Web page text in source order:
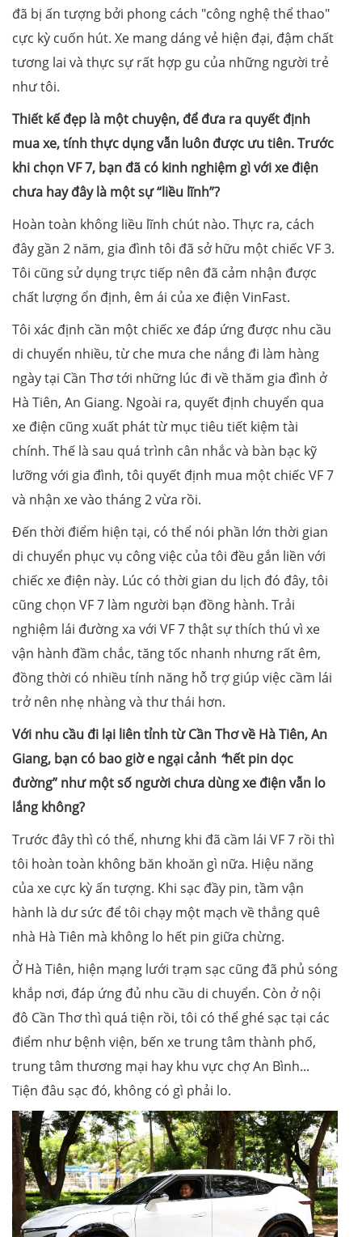
đã bị ấn tượng bởi phong cách "công nghệ thể thao"
cực kỳ cuốn hút. Xe mang dáng vẻ hiện đại, đậm chất
tương lai và thực sự rất hợp gu của những người trẻ
như tôi.
Thiết kế đẹp là một chuyện, để đưa ra quyết định
mua xe, tính thực dụng vẫn luôn được ưu tiên. Trước
khi chọn VF 7, bạn đã có kinh nghiệm gì với xe điện
chưa hay đây là một sự “liều lĩnh”?
Hoàn toàn không liều lĩnh chút nào. Thực ra, cách
đây gần 2 năm, gia đình tôi đã sở hữu một chiếc VF 3.
Tôi cũng sử dụng trực tiếp nên đã cảm nhận được
chất lượng ổn định, êm ái của xe điện VinFast.
Tôi xác định cần một chiếc xe đáp ứng được nhu cầu
di chuyển nhiều, từ che mưa che nắng đi làm hàng
ngày tại Cần Thơ tới những lúc đi về thăm gia đình ở
Hà Tiên, An Giang. Ngoài ra, quyết định chuyển qua
xe điện cũng xuất phát từ mục tiêu tiết kiệm tài
chính. Thế là sau quá trình cân nhắc và bàn bạc kỹ
lưỡng với gia đình, tôi quyết định mua một chiếc VF 7
và nhận xe vào tháng 2 vừa rồi.
Đến thời điểm hiện tại, có thể nói phần lớn thời gian
di chuyển phục vụ công việc của tôi đều gắn liền với
chiếc xe điện này. Lúc có thời gian du lịch đó đây, tôi
cũng chọn VF 7 làm người bạn đồng hành. Trải
nghiệm lái đường xa với VF 7 thật sự thích thú vì xe
vận hành đầm chắc, tăng tốc nhanh nhưng rất êm,
đồng thời có nhiều tính năng hỗ trợ giúp việc cầm lái
trở nên nhẹ nhàng và thư thái hơn.
Với nhu cầu đi lại liên tỉnh từ Cần Thơ về Hà Tiên, An
Giang, bạn có bao giờ e ngại cảnh “hết pin dọc
đường” như mộtsố người chưa dùng xe điệnvẫn lo
lắng không?
Trước đây thì có thể, nhưng khi đã cầm lái VF 7 rồi thì
tôi hoàn toàn không băn khoăn gì nữa. Hiệu năng
của xe cực kỳ ấn tượng. Khi sạc đầy pin, tầm vận
hành là dư sức để tôi chạy một mạch về thẳng quê
nhà Hà Tiên mà không lo hết pin giữa chừng.
Ở Hà Tiên, hiện mạng lưới trạm sạc cũng đã phủ sóng
khắp nơi, đáp ứng đủ nhu cầu di chuyển. Còn ở nội
đô Cần Thơ thì quá tiện rồi, tôi có thể ghé sạc tại các
điểm như bệnh viện, bến xe trung tâm thành phố,
trung tâm thương mại hay khu vực chợ An Bình...
Tiện đâu sạc đó, không có gì phải lo.